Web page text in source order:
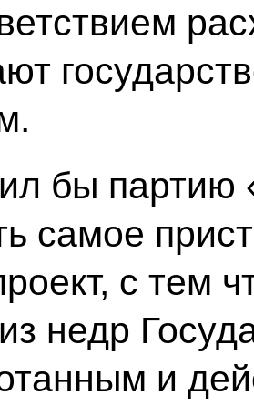
бы партию
самое
с тем
недр
и